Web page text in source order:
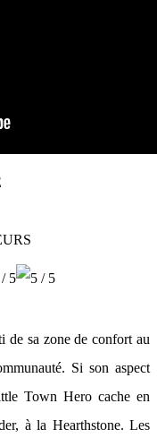
de sa zone de confort au
Si son aspect
Town Hero cache en
à la Hearthstone. Les